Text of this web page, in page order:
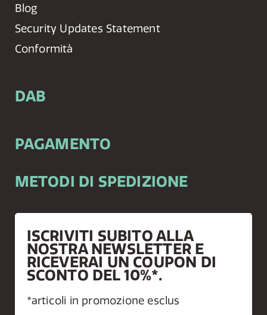
Blog
Security Updates Statement
Conformità
DAB
PAGAMENTO
METODI DI SPEDIZIONE
ISCRIVITI SUBITO ALLA
NOSTRA NEWSLETTER E
RICEVERAI UN COUPON DI
SCONTO DEL 10%*.
*articoli in promozione esclus